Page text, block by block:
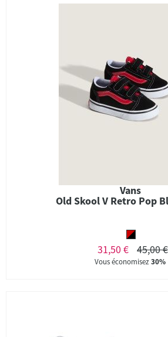
Vans
Old Skool V Retro Pop
31,50 € 45,00 €
Vous économisez30%